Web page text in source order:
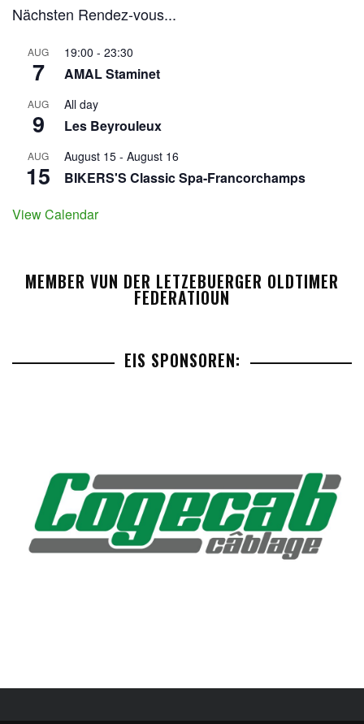
Nächsten Rendez-vous...
AUG
7
19:00 - 23:30
AMAL Staminet
AUG
9
All day
Les Beyrouleux
AUG
15
August 15 - August 16
BIKERS'S Classic Spa-Francorchamps
View Calendar
MEMBER VUN DER LETZEBUERGER OLDTIMER
FEDERATIOUN
EIS SPONSOREN: